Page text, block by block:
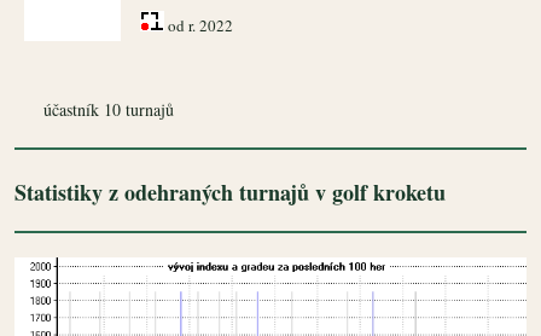
od r. 2022
účastník 10 turnajů
Statistiky z odehraných turnajů v golf kroketu